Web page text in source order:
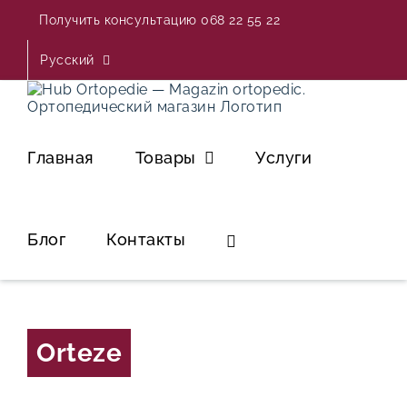
content
Получить консультацию 068 22 55 22
Русский
Главная Товары Услуги
Блог Контакты
Orteze